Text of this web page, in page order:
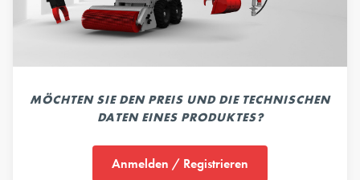
MÖCHTEN SIE DEN PREIS UND DIE TECHNISCHEN
DATEN EINES PRODUKTES?
Anmelden / Registrieren